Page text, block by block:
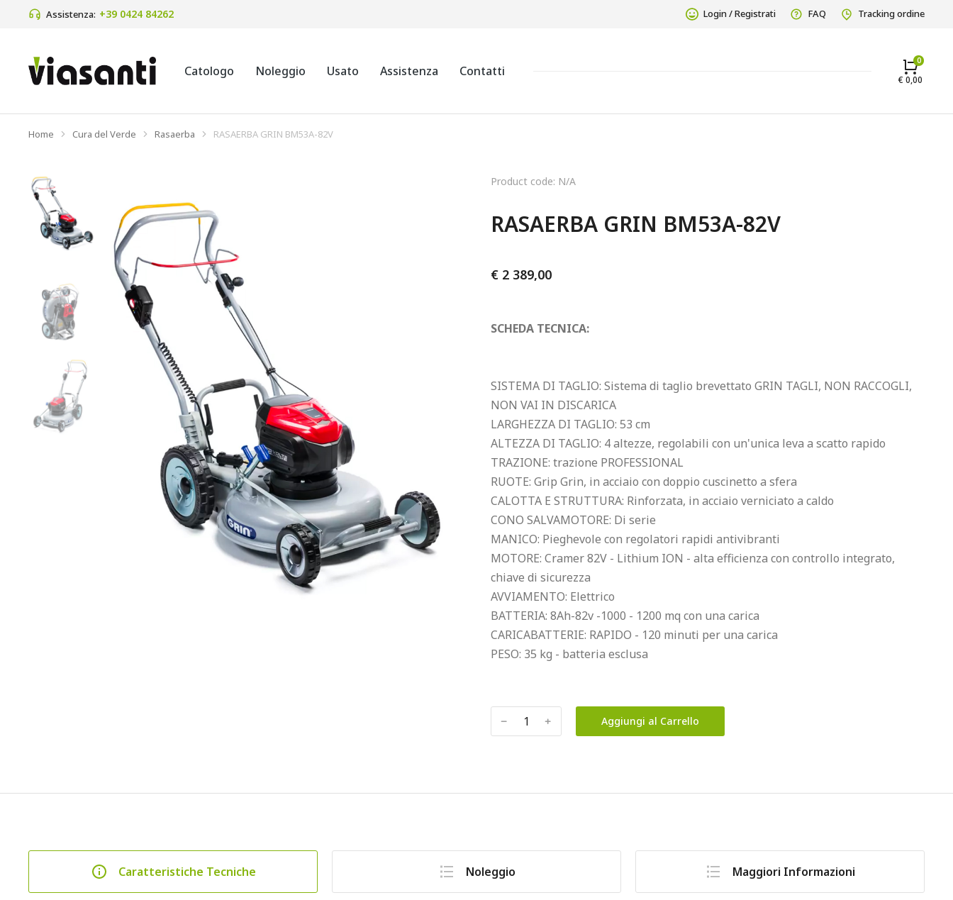
Assistenza: +39 0424 84262 Login / Registrati FAQ Tracking ordine
Catologo Noleggio Usato Assistenza Contatti
€ 0,00
Tu sei qui:
Home Cura del Verde Rasaerba RASAERBA GRIN BM53A-82V
Product code: N/A
RASAERBA GRIN BM53A-82V
€ 2 389,00
SCHEDA TECNICA:
SISTEMA DI TAGLIO: Sistema di taglio brevettato GRIN TAGLI, NON RACCOGLI,
NON VAI IN DISCARICA
LARGHEZZA DI TAGLIO: 53 cm
ALTEZZA DI TAGLIO: 4 altezze, regolabili con un'unica leva a scatto rapido
TRAZIONE: trazione PROFESSIONAL
RUOTE: Grip Grin, in acciaio con doppio cuscinetto a sfera
CALOTTA E STRUTTURA: Rinforzata, in acciaio verniciato a caldo
CONO SALVAMOTORE: Di serie
MANICO: Pieghevole con regolatori rapidi antivibranti
MOTORE: Cramer 82V - Lithium ION - alta efficienza con controllo integrato,
chiave di sicurezza
AVVIAMENTO: Elettrico
BATTERIA: 8Ah-82v -1000 - 1200 mq con una carica
CARICABATTERIE: RAPIDO - 120 minuti per una carica
PESO: 35 kg - batteria esclusa
﹣ ﹢ Aggiungi al Carrello
Caratteristiche Tecniche Noleggio Maggiori Informazioni